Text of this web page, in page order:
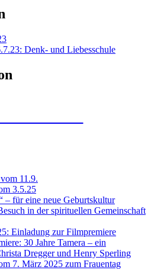
Denk- und Liebesschule
11.9.
3.5.25
– für eine neue Geburtskultur
in der spirituellen Gemeinschaft
Einladung zur Filmpremiere
30 Jahre Tamera – ein
Dregger und Henry Sperling
7. März 2025 zum Frauentag